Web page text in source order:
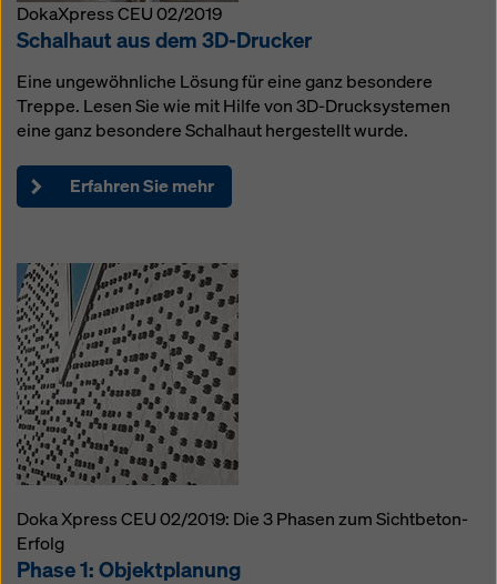
DokaXpress CEU 02/2019
Schalhaut aus dem 3D-Drucker
Eine ungewöhnliche Lösung für eine ganz besondere
Treppe. Lesen Sie wie mit Hilfe von 3D-Drucksystemen
eine ganz besondere Schalhaut hergestellt wurde.
Erfahren Sie mehr
Doka Xpress CEU 02/2019: Die 3 Phasen zum Sichtbeton-
Erfolg
Phase 1: Objektplanung